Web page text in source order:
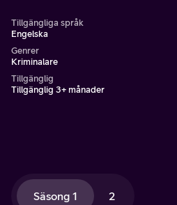
Tillgängliga språk
Engelska
Genrer
Kriminalare
Tillgänglig
Tillgänglig 3+ månader
Säsong 1 2